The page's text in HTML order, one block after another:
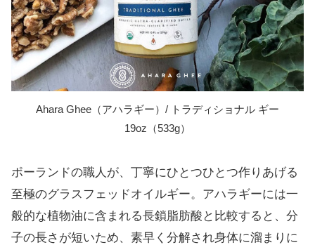
Ahara Ghee（アハラギー）/ トラディショナル ギー
19oz（533g）
ポーランドの職人が、丁寧にひとつひとつ作りあげる
至極のグラスフェッドオイルギー。アハラギーには一
般的な植物油に含まれる長鎖脂肪酸と比較すると、分
子の長さが短いため、素早く分解され身体に溜まりに